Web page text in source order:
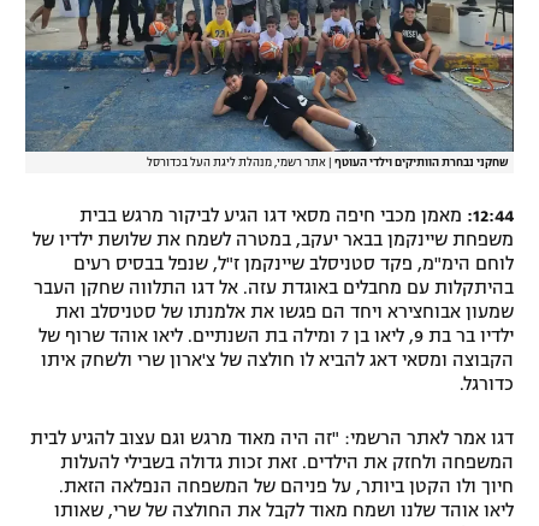
שחקני נבחרת הוותיקים וילדי העוטף אתר רשמי, מנהלת ליגת העל בכדורסל
12:44:
מאמן מכבי חיפה מסאי דגו הגיע לביקור מרגש בבית
משפחת שיינקמן בבאר יעקב, במטרה לשמח את שלושת ילדיו של
לוחם הימ"מ, פקד סטניסלב שיינקמן ז"ל, שנפל בבסיס רעים
בהיתקלות עם מחבלים באוגדת עזה. אל דגו התלווה שחקן העבר
שמעון אבוחצירא ויחד הם פגשו את אלמנתו של סטניסלב ואת
ילדיו בר בת 9, ליאו בן 7 ומילה בת השנתיים. ליאו אוהד שרוף של
הקבוצה ומסאי דאג להביא לו חולצה של צ'ארון שרי ולשחק איתו
כדורגל.
דגו אמר לאתר הרשמי: "זה היה מאוד מרגש וגם עצוב להגיע לבית
המשפחה ולחזק את הילדים. זאת זכות גדולה בשבילי להעלות
חיוך ולו הקטן ביותר, על פניהם של המשפחה הנפלאה הזאת.
ליאו אוהד שלנו ושמח מאוד לקבל את החולצה של שרי, שאותו